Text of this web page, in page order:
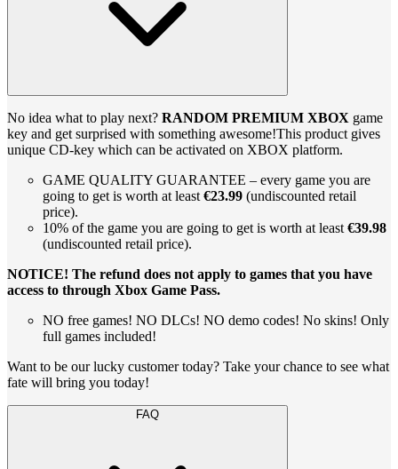
No idea what to play next? RANDOM PREMIUM XBOX game
key and get surprised with something awesome!This product gives
unique CD-key which can be activated on XBOX platform.
GAME QUALITY GUARANTEE – every game you are
going to get is worth at least €23.99 (undiscounted retail
price).
10% of the game you are going to get is worth at least €39.98
(undiscounted retail price).
NOTICE! The refund does not apply to games that you have
access to through Xbox Game Pass.
NO free games! NO DLCs! NO demo codes! No skins! Only
full games included!
Want to be our lucky customer today? Take your chance to see what
fate will bring you today!
FAQ